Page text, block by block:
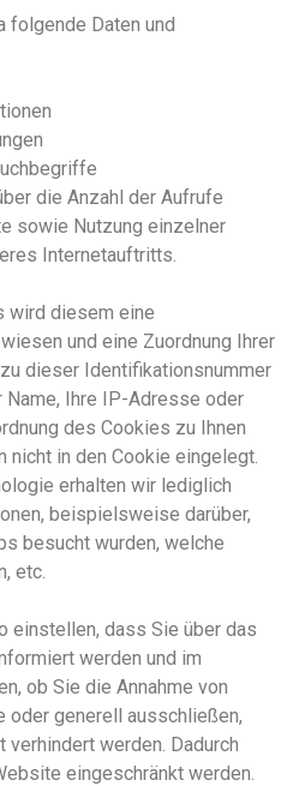
folgende Daten und
die Anzahl der Aufrufe
sowie Nutzung einzelner
Internetauftritts.
wird diesem eine
und eine Zuordnung Ihrer
dieser Identifikationsnummer
Name, Ihre IP-Adresse oder
des Cookies zu Ihnen
nicht in den Cookie eingelegt.
erhalten wir lediglich
beispielsweise darüber,
besucht wurden, welche
etc.
einstellen, dass Sie über das
werden und im
ob Sie die Annahme von
generell ausschließen,
werden. Dadurch
eingeschränkt werden.